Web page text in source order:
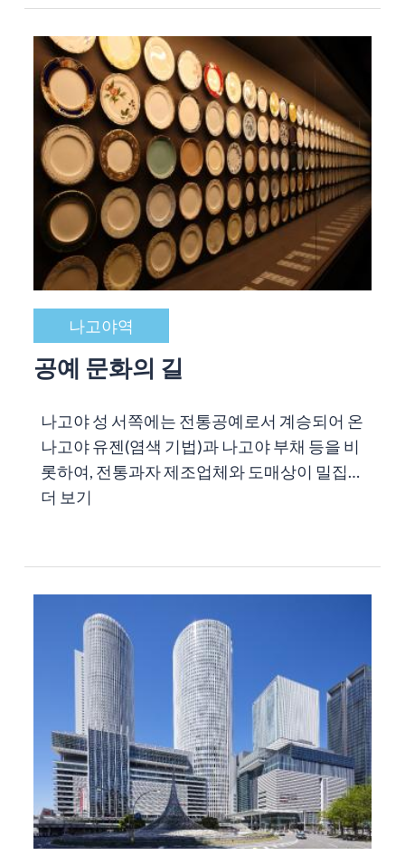
나고야역
공예 문화의 길
나고야 성 서쪽에는 전통공예로서 계승되어 온
나고야 유젠(염색 기법)과 나고야 부채 등을 비
롯하여, 전통과자 제조업체와 도매상이 밀집…
더 보기